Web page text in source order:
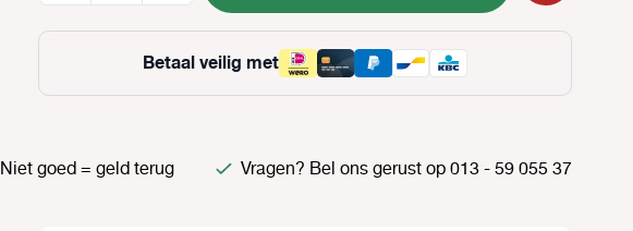
Betaal veilig met
Niet goed = geld terug Vragen? Bel ons gerust op 013 - 59 055 37